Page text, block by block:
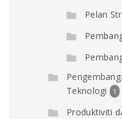
Pelan
Teknologi
1
Produktiviti